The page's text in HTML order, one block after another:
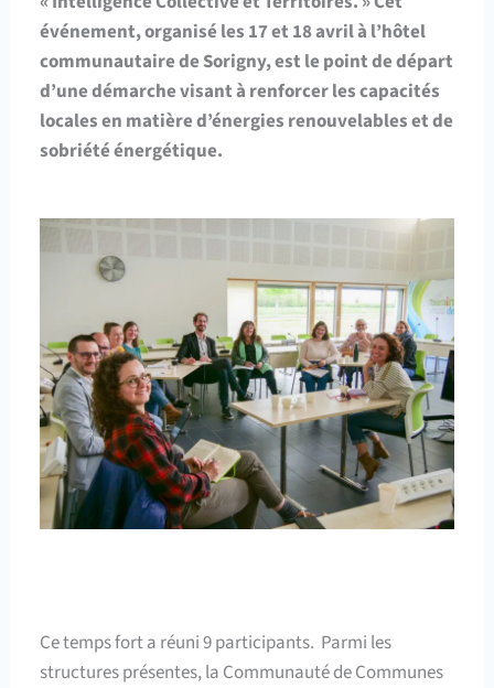
événement, organisé les 17 et 18 avril à l’hôtel
communautaire de Sorigny, est le point de départ
d’une démarche visant à renforcer les capacités
locales en matière d’énergies renouvelables et de
sobriété énergétique.
Ce temps fort a réuni 9 participants. Parmi les
structures présentes, la Communauté de Communes